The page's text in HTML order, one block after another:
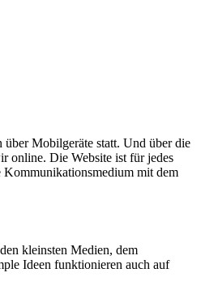
über Mobilgeräte statt. Und über die
online. Die Website ist für jedes
Kommunikationsmedium mit dem
kleinsten Medien, dem
Ideen funktionieren auch auf